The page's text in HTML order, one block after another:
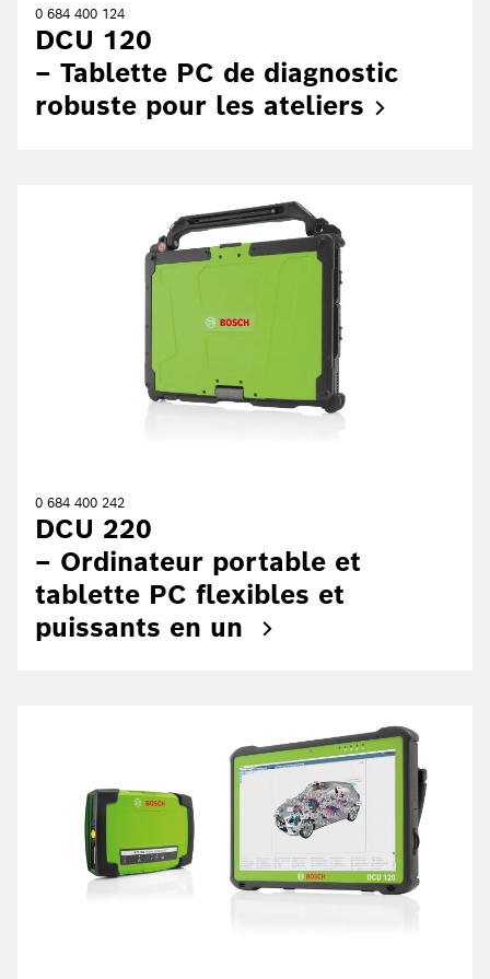
0 684 400 124
DCU 120
– Tablette PC de diagnostic
robuste pour les ateliers
0 684 400 242
DCU 220
– Ordinateur portable et
tablette PC flexibles et
puissants en un